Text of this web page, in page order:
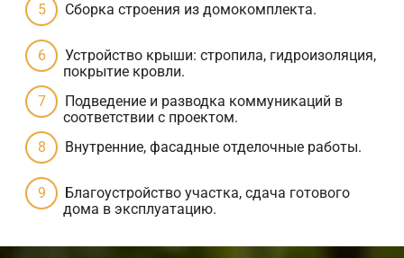
Сборка строения из домокомплекта.
Устройство крыши: стропила, гидроизоляция,
покрытие кровли.
Подведение и разводка коммуникаций в
соответствии с проектом.
Внутренние, фасадные отделочные работы.
Благоустройство участка, сдача готового
дома в эксплуатацию.